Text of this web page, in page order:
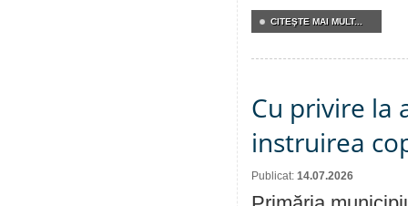
CITEŞTE MAI MULT...
Cu privire la
instruirea
Publicat: 14.07.2026